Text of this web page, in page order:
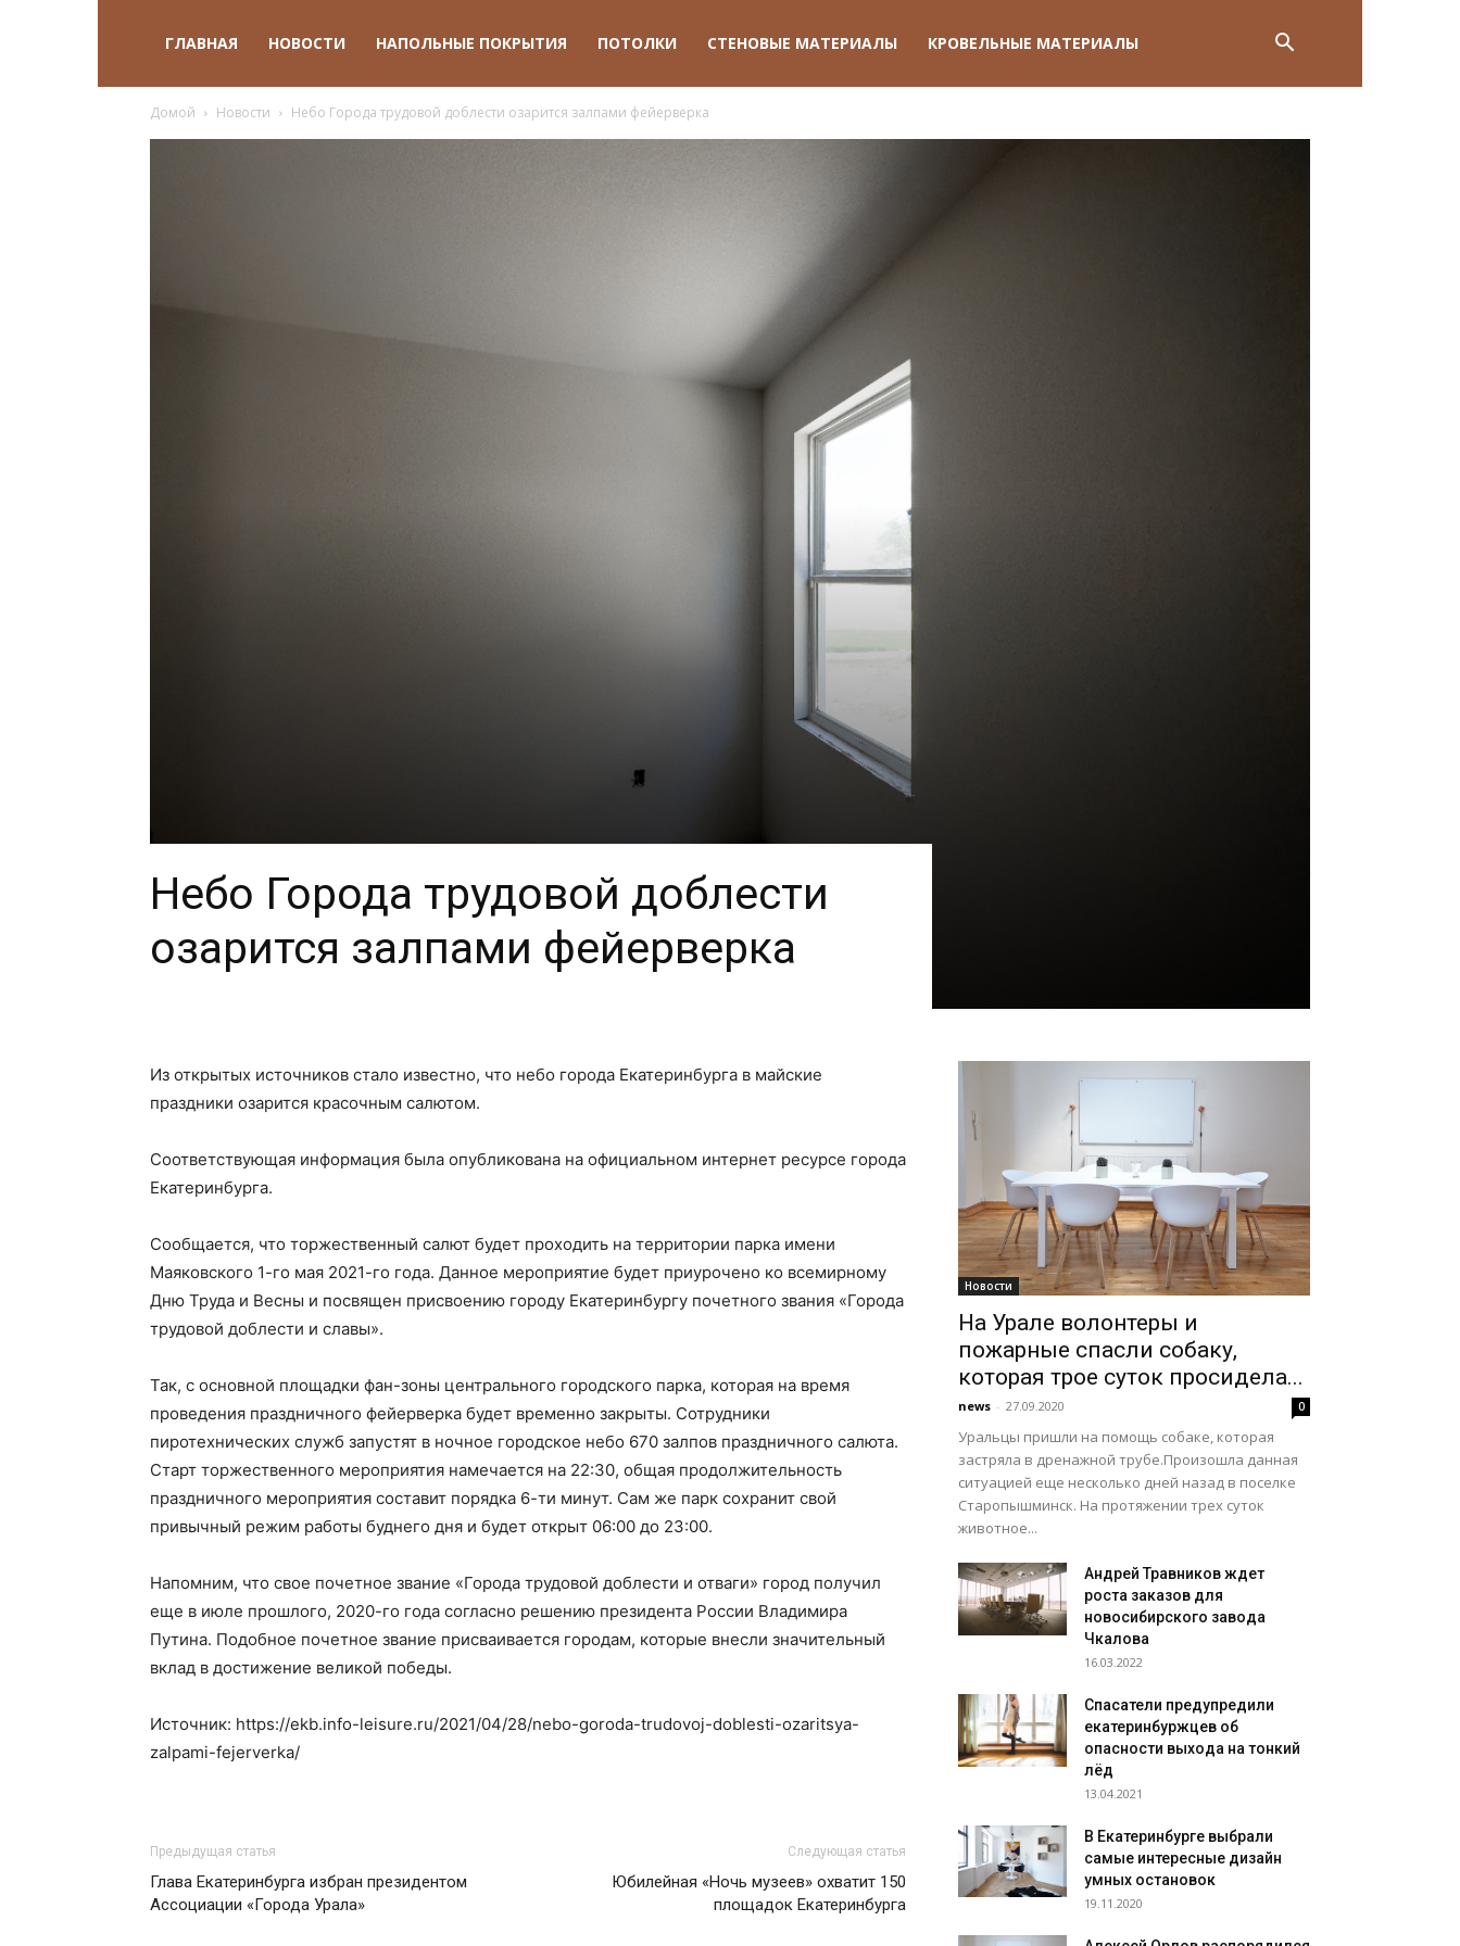
ГЛАВНАЯ НОВОСТИ НАПОЛЬНЫЕ ПОКРЫТИЯ ПОТОЛКИ СТЕНОВЫЕ МАТЕРИАЛЫ КРОВЕЛЬНЫЕ МАТЕРИАЛЫ
Домой Новости Небо Города трудовой доблести озарится залпами фейерверка
Небо Города трудовой доблести
озарится залпами фейерверка
Из открытых источников стало известно, что небо города Екатеринбурга в майские
праздники озарится красочным салютом.
Соответствующая информация была опубликована на официальном интернет ресурсе города
Екатеринбурга.
Сообщается, что торжественный салют будет проходить на территории парка имени
Маяковского 1-го мая 2021-го года. Данное мероприятие будет приурочено ко всемирному
Дню Труда и Весны и посвящен присвоению городу Екатеринбургу почетного звания «Города
трудовой доблести и славы».
Так, с основной площадки фан-зоны центрального городского парка, которая на время
проведения праздничного фейерверка будет временно закрыты. Сотрудники
пиротехнических служб запустят в ночное городское небо 670 залпов праздничного салюта.
Старт торжественного мероприятия намечается на 22:30, общая продолжительность
праздничного мероприятия составит порядка 6-ти минут. Сам же парк сохранит свой
привычный режим работы буднего дня и будет открыт 06:00 до 23:00.
Напомним, что свое почетное звание «Города трудовой доблести и отваги» город получил
еще в июле прошлого, 2020-го года согласно решению президента России Владимира
Путина. Подобное почетное звание присваивается городам, которые внесли значительный
вклад в достижение великой победы.
Источник: https://ekb.info-leisure.ru/2021/04/28/nebo-goroda-trudovoj-doblesti-ozaritsya-
zalpami-fejerverka/
Предыдущая статья
Глава Екатеринбурга избран президентом
Ассоциации «Города Урала»
Следующая статья
Юбилейная «Ночь музеев» охватит 150
площадок Екатеринбурга
Новости
На Урале волонтеры и
пожарные спасли собаку,
которая трое суток просидела...
news - 27.09.2020 0
Уральцы пришли на помощь собаке, которая
застряла в дренажной трубе.Произошла данная
ситуацией еще несколько дней назад в поселке
Старопышминск. На протяжении трех суток
животное...
Андрей Травников ждет
роста заказов для
новосибирского завода
Чкалова
16.03.2022
Спасатели предупредили
екатеринбуржцев об
опасности выхода на тонкий
лёд
13.04.2021
В Екатеринбурге выбрали
самые интересные дизайн
умных остановок
19.11.2020